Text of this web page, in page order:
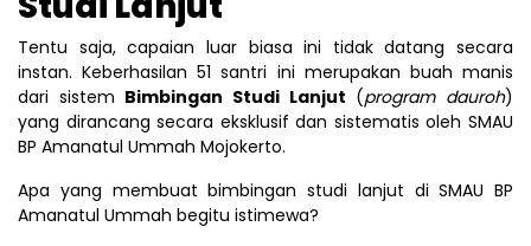
Tentu saja, capaian luar biasa ini tidak datang secara
instan. Keberhasilan 51 santri ini merupakan buah manis
dari sistem Bimbingan Studi Lanjut (program dauroh)
yang dirancang secara eksklusif dan sistematis oleh SMAU
BP Amanatul Ummah Mojokerto.
Apa yang membuat bimbingan studi lanjut di SMAU BP
Amanatul Ummah begitu istimewa?